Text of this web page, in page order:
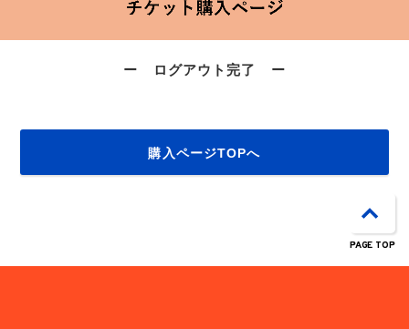
2020.06.25 Thu 20:00 Start at 横浜アリーナ
ー ログアウト完了 ー
購入ページTOPへ
PAGE TOP